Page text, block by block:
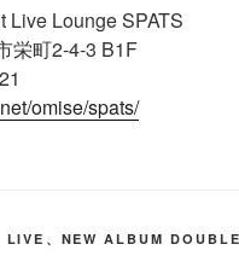
Live Lounge SPATS
栄町2-4-3 B1F
omise/spats/
LIVE 、 NEW ALBUM